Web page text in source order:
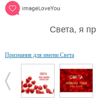
Света, я
Признания для имени Света